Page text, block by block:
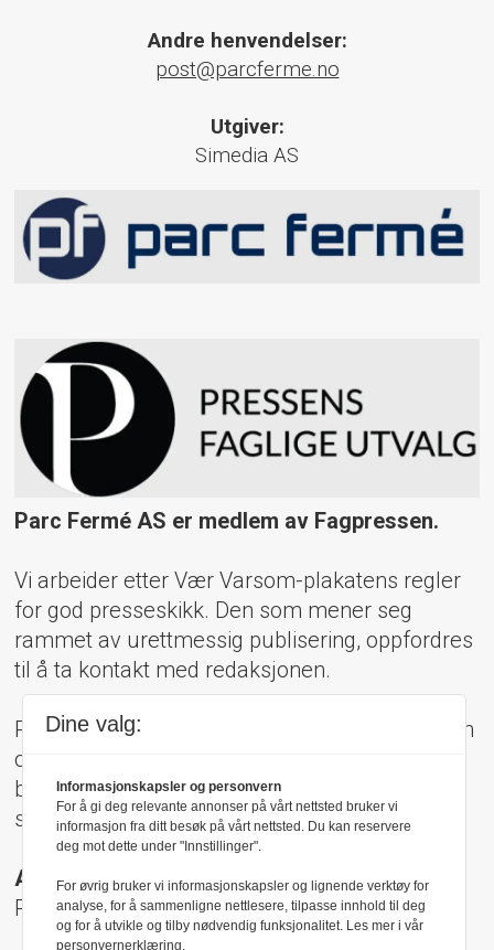
Andre henvendelser:
post@parcferme.no
Utgiver:
Simedia AS
Parc Fermé AS er medlem av Fagpressen.
Vi arbeider etter Vær Varsom-plakatens regler
for god presseskikk. Den som mener seg
rammet av urettmessig publisering, oppfordres
til å ta kontakt med redaksjonen.
Pressens Faglige Utvalg (PFU) er et klageorgan
oppnevnt av Norsk Presseforbund som
behandler klager mot mediene i presseetiske
spørsmål.
Adresse:
Rådhusgt 17, 0158 Oslo
Dine valg:
Informasjonskapsler og personvern
For å gi deg relevante annonser på vårt nettsted bruker vi
informasjon fra ditt besøk på vårt nettsted. Du kan reservere
deg mot dette under "Innstillinger".
For øvrig bruker vi informasjonskapsler og lignende verktøy for
analyse, for å sammenligne nettlesere, tilpasse innhold til deg
og for å utvikle og tilby nødvendig funksjonalitet. Les mer i vår
personvernerklæring.